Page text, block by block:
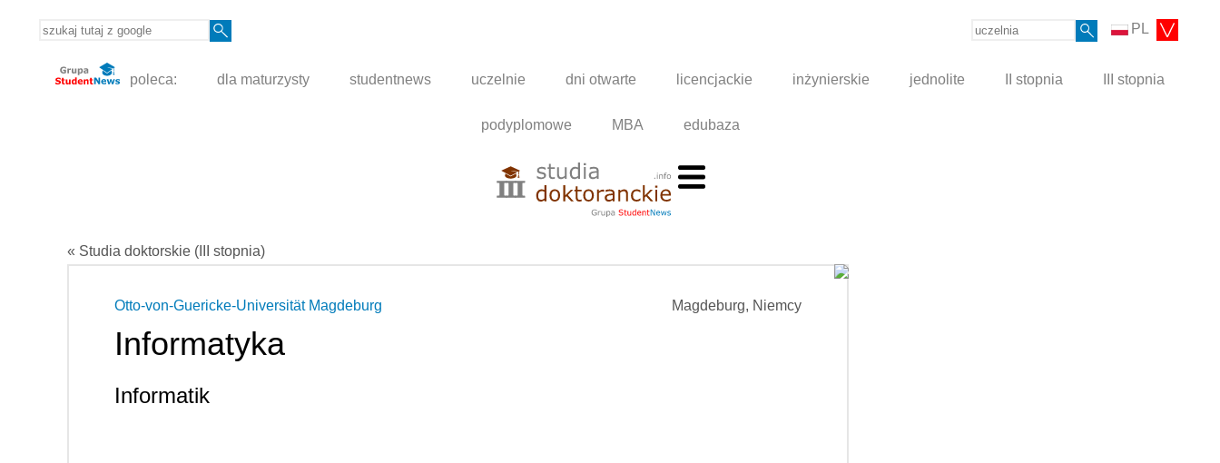
PL
poleca: dla maturzysty studentnews uczelnie dni otwarte licencjackie inżynierskie jednolite II stopnia III stopnia
podyplomowe MBA edubaza
« Studia doktorskie (III stopnia)
Magdeburg, Niemcy
Otto-von-Guericke-Universität Magdeburg
Informatyka
Informatik